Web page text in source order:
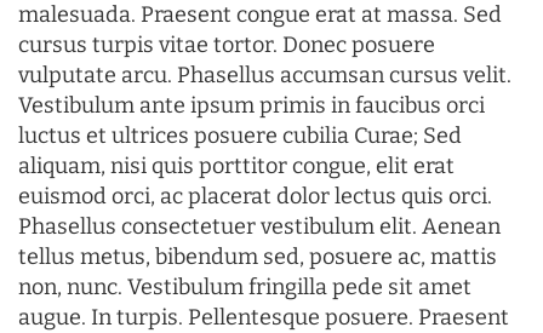
malesuada. Praesent congue erat at massa. Sed
cursus turpis vitae tortor. Donec posuere
vulputate arcu. Phasellus accumsan cursus velit.
Vestibulum ante ipsum primis in faucibus orci
luctus et ultrices posuere cubilia Curae; Sed
aliquam, nisi quis porttitor congue, elit erat
euismod orci, ac placerat dolor lectus quis orci.
Phasellus consectetuer vestibulum elit. Aenean
tellus metus, bibendum sed, posuere ac, mattis
non, nunc. Vestibulum fringilla pede sit amet
augue. In turpis. Pellentesque posuere. Praesent